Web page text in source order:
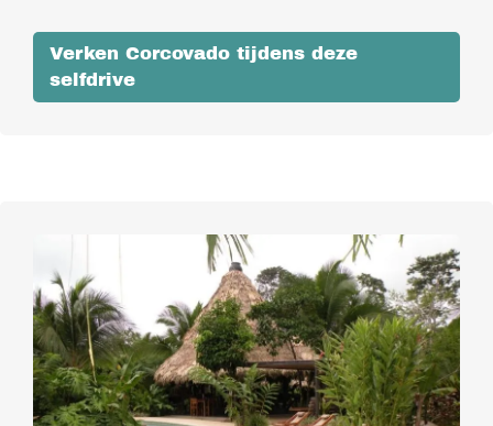
Verken Corcovado tijdens deze
selfdrive